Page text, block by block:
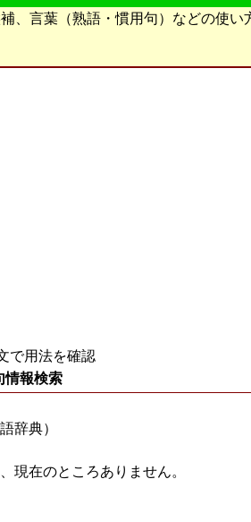
、言葉（熟語・慣用句）などの使い
で用法を確認
情報検索
辞典）
現在のところありません。